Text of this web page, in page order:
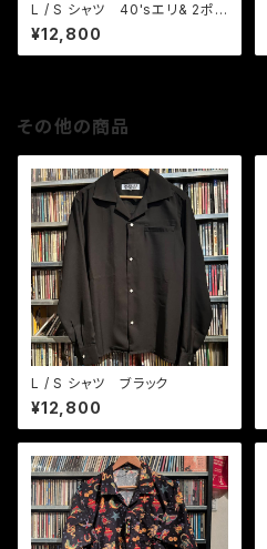
L / S シャツ 40'sエリ& 2ポ
ケ BK / グレーピンク
¥12,800
その他の商品
L / S シャツ ブラック
¥12,800